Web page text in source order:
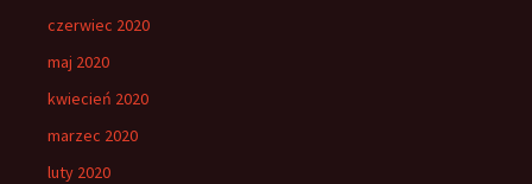
czerwiec 2020
maj 2020
kwiecień 2020
marzec 2020
luty 2020